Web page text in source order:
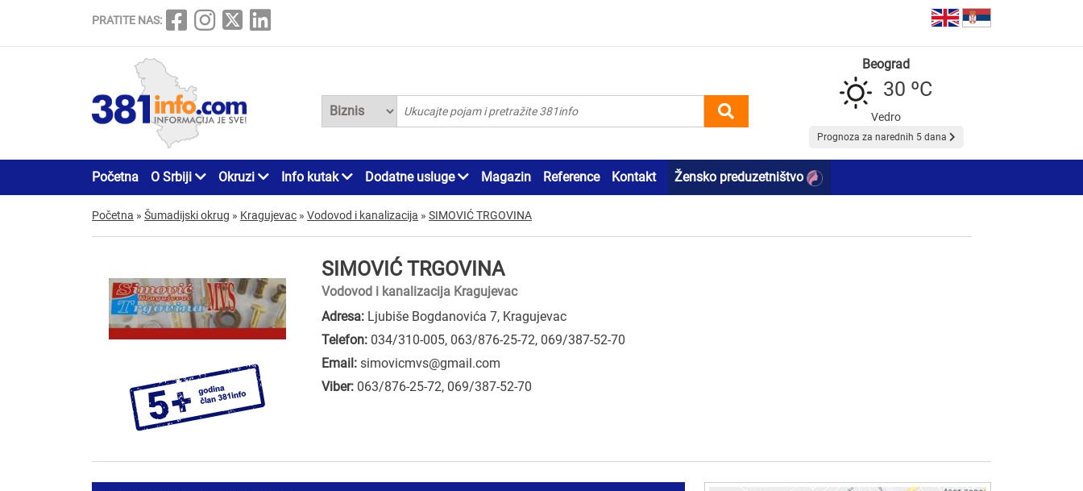
PRATITE NAS:
Beograd
30 ºC
Vedro
Prognoza za narednih 5 dana
Početna O Srbiji Okruzi Info kutak Dodatne usluge Magazin Reference Kontakt Žensko preduzetništvo
Početna » Šumadijski okrug » Kragujevac » Vodovod i kanalizacija » SIMOVIĆ TRGOVINA
SIMOVIĆ TRGOVINA
Vodovod i kanalizacija Kragujevac
Adresa: Ljubiše Bogdanovića 7, Kragujevac
Telefon: 034/310-005, 063/876-25-72, 069/387-52-70
Email: simovicmvs@gmail.com
Viber: 063/876-25-72, 069/387-52-70